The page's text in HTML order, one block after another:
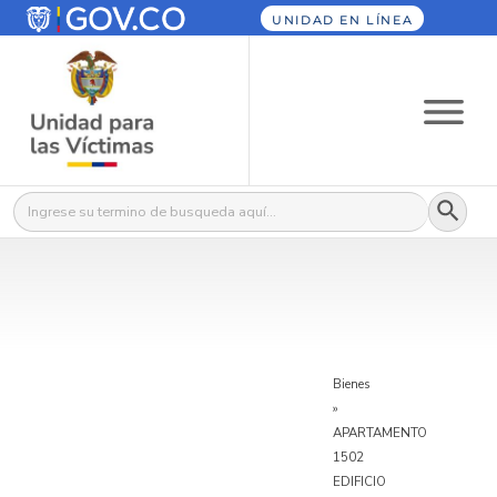
UNIDAD EN LÍNEA
Buscar: Botón
Bienes
»
APARTAMENTO
1502
EDIFICIO